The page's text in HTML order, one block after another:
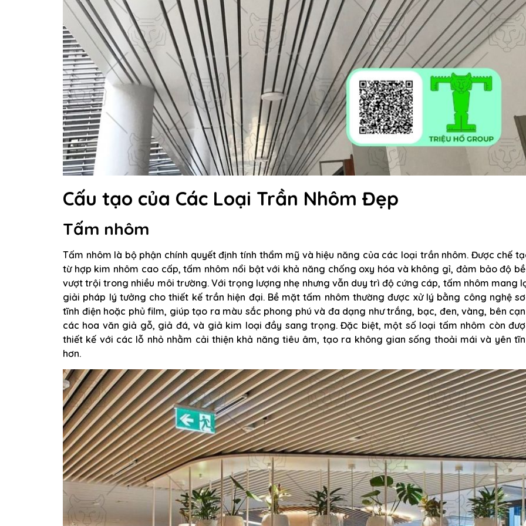
Cấu tạo của Các Loại Trần Nhôm Đẹp
Tấm nhôm
Tấm nhôm là bộ phận chính quyết định tính thẩm mỹ và hiệu năng của các loại trần nhôm. Được chế
từ hợp kim nhôm cao cấp, tấm nhôm nổi bật với khả năng chống oxy hóa và không gỉ, đảm bảo độ
vượt trội trong nhiều môi trường. Với trọng lượng nhẹ nhưng vẫn duy trì độ cứng cáp, tấm nhôm mang
giải pháp lý tưởng cho thiết kế trần hiện đại. Bề mặt tấm nhôm thường được xử lý bằng công nghệ
tĩnh điện hoặc phủ film, giúp tạo ra màu sắc phong phú và đa dạng như trắng, bạc, đen, vàng, bên
các hoa văn giả gỗ, giả đá, và giả kim loại đầy sang trọng. Đặc biệt, một số loại tấm nhôm còn
thiết kế với các lỗ nhỏ nhằm cải thiện khả năng tiêu âm, tạo ra không gian sống thoải mái và yên
hơn.